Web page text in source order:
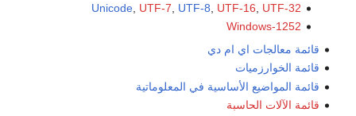
Unicode UTF-7 UTF-8 UTF-16
UTF-32
Windows-1252
قائمة معالجات اي ام دي
قائمة الخوارزميات
قائمة المواضيع الأساسية في المعلوماتية
قائمة الآلات الحاسبة